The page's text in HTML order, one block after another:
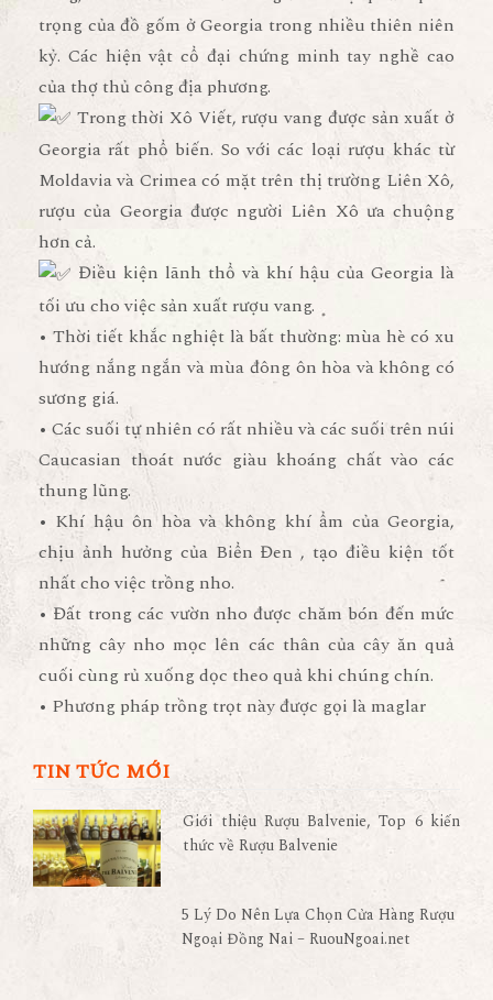
trọng của đồ gốm ở Georgia trong nhiều thiên niên
kỷ. Các hiện vật cổ đại chứng minh tay nghề cao
của thợ thủ công địa phương.
Trong thời Xô Viết, rượu vang được sản xuất ở
Georgia rất phổ biến. So với các loại rượu khác từ
Moldavia và Crimea có mặt trên thị trường Liên Xô,
rượu của Georgia được người Liên Xô ưa chuộng
hơn cả.
Điều kiện lãnh thổ và khí hậu của Georgia là
tối ưu cho việc sản xuất rượu vang.
• Thời tiết khắc nghiệt là bất thường: mùa hè có xu
hướng nắng ngắn và mùa đông ôn hòa và không có
sương giá.
• Các suối tự nhiên có rất nhiều và các suối trên núi
Caucasian thoát nước giàu khoáng chất vào các
thung lũng.
• Khí hậu ôn hòa và không khí ẩm của Georgia,
chịu ảnh hưởng của Biển Đen , tạo điều kiện tốt
nhất cho việc trồng nho.
• Đất trong các vườn nho được chăm bón đến mức
những cây nho mọc lên các thân của cây ăn quả
cuối cùng rủ xuống dọc theo quả khi chúng chín.
• Phương pháp trồng trọt này được gọi là maglar
TIN TỨC MỚI
Giới thiệu Rượu Balvenie, Top 6 kiến
thức về Rượu Balvenie
5 Lý Do Nên Lựa Chọn Cửa Hàng Rượu
Ngoại Đồng Nai – RuouNgoai.net